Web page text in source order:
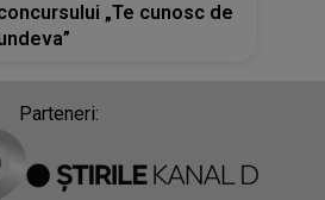
„Te cunosc de
Parteneri: